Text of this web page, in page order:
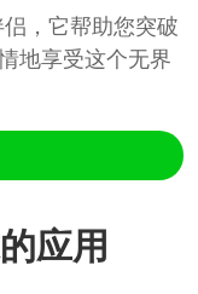
，它帮助您突破
地享受这个无界
应用